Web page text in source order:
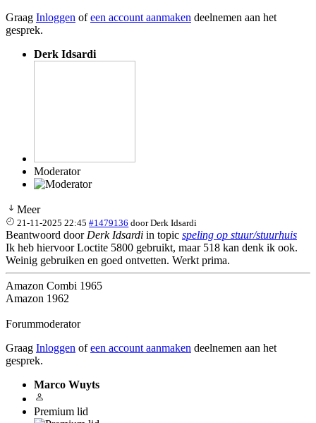
Graag Inloggen ofeen account aanmaken deelnemen aan het
gesprek.
Derk Idsardi
Moderator
Meer
21-11-2025 22:45 #1479136 doorDerk Idsardi
Beantwoord door Derk Idsardi in topic speling op stuur/stuurhuis
Ik heb hiervoor Loctite 5800 gebruikt, maar 518 kan denk ik ook.
Weinig gebruiken en goed ontvetten. Werkt prima.
Amazon Combi 1965
Amazon 1962
Forummoderator
Graag Inloggen ofeen account aanmaken deelnemen aan het
gesprek.
Marco Wuyts
Premium lid